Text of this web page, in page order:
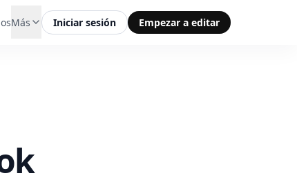
Más Iniciar sesión Empezar a editar